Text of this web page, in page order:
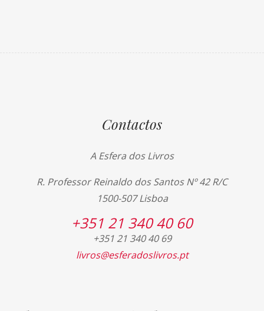
Contactos
A Esfera dos Livros
R. Professor Reinaldo dos Santos Nº 42 R/C
1500-507 Lisboa
+351 21 340 40 60
+351 21 340 40 69
livros@esferadoslivros.pt